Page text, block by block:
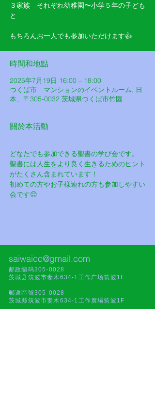
３家族 それぞれ幼稚園〜小学５年の子ども
と
もちろんお一人でも参加いただけます👍
時間和地點
2025年7月19日 16:00 – 18:00
つくば市 マンションのイベントルーム, 日
本、〒305-0032 茨城県つくば市竹園
關於本活動
どなたでも参加できる聖書の学び会です。
聖書には人生をより良く生きるためのヒント
がたくさん含まれています！
初めての方やお子様連れの方も参加しやすい
会です😊
saiwaicc@gmail.com
邮政编码305-0028
茨城县筑波市妻木634-1工作广场筑波1F
郵遞區號305-0028
茨城縣筑波市妻木634-1工作廣場筑波1F